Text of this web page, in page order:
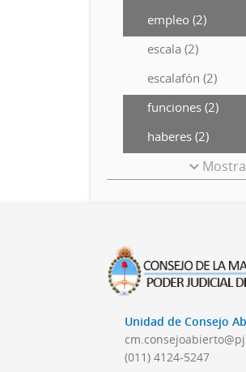
empleo (2)
escala (2)
escalafón (2)
funciones (2)
haberes (2)
Unidad de Consejo
(011) 4124-5247